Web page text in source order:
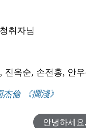
취자님
진옥순, 손전홍, 안
倫 《擱淺》
안녕하세